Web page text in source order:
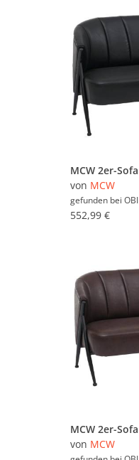
von MCW
gefunden bei OBI
552,99 €
von MCW